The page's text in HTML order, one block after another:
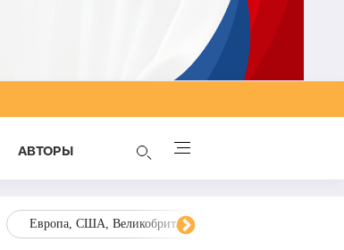
AВТОРЫ
Европа, США, Великобритания, Украина, Запад,